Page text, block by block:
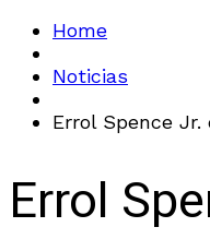
Home
Noticias
Errol Spence
Errol